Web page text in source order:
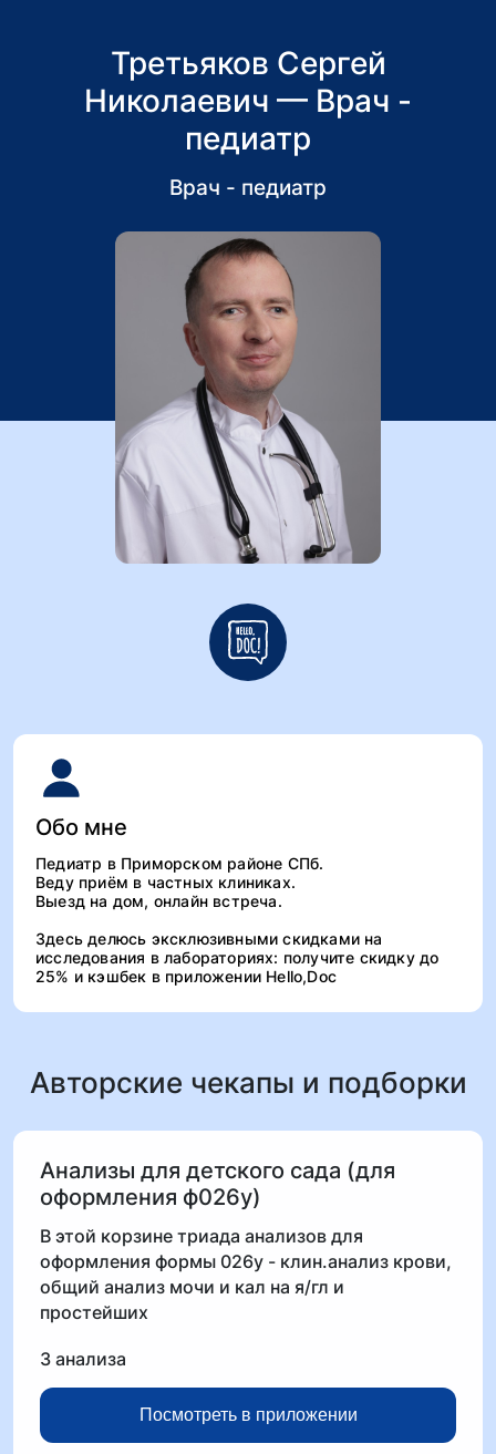
Третьяков Сергей
Николаевич — Врач -
педиатр
Врач - педиатр
Обо мне
Педиатр в Приморском районе СПб.
Веду приём в частных клиниках.
Выезд на дом, онлайн встреча.
Здесь делюсь эксклюзивными скидками на
исследования в лабораториях: получите скидку до
25% и кэшбек в приложении Hello,Doc
Авторские чекапы и подборки
Анализы для детского сада (для
оформления ф026у)
В этой корзине триада анализов для
оформления формы 026у - клин.анализ крови,
общий анализ мочи и кал на я/гл и
простейших
3 анализа
Посмотреть в приложении